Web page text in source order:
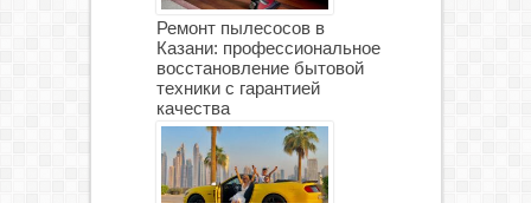
Ремонт пылесосов в
Казани: профессиональное
восстановление бытовой
техники с гарантией
качества